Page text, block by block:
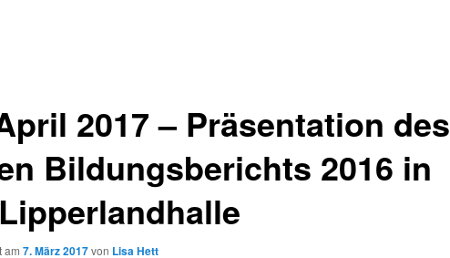
2017 – Präsentation des
Bildungsberichts 2016 in
am 7. März 2017von Lisa Hett